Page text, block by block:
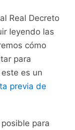
Real Decreto
leyendo las
cómo
para
es un
previa de
para